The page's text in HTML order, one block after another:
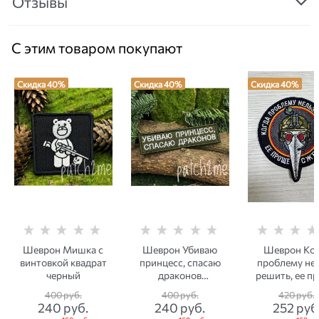
С этим товаром покупают
Скидка 40%
Шеврон Мишка с
винтовкой квадрат
черный
400 руб.
240 руб.
Скидка 40%
Шеврон Убиваю
принцесс, спасаю
драконов
прямоугольник
олива/белый
400 руб.
240 руб.
Скидка 40%
Шеврон
проблему
решить, ее
сжечь
420 руб.
252